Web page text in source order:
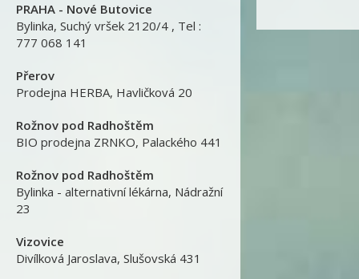
PRAHA - Nové Butovice
Bylinka, Suchý vršek 2120/4 , Tel :
777 068 141
Přerov
Prodejna HERBA, Havličková 20
Rožnov pod Radhoštěm
BIO prodejna ZRNKO, Palackého 441
Rožnov pod Radhoštěm
Bylinka - alternativní lékárna, Nádražní
23
Vizovice
Divílková Jaroslava, Slušovská 431